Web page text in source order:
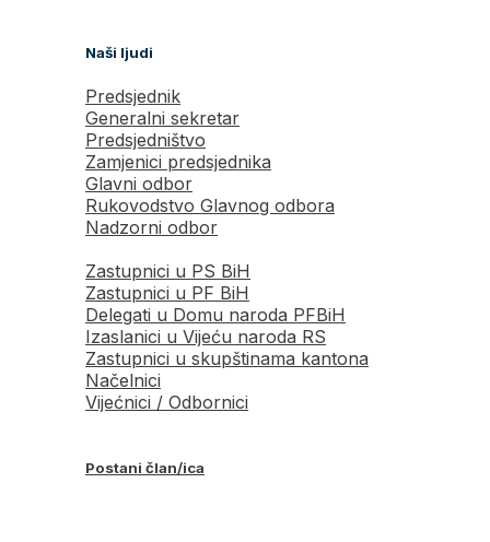
Naši ljudi
Predsjednik
Generalni sekretar
Predsjedništvo
Zamjenici predsjednika
Glavni odbor
Rukovodstvo Glavnog odbora
Nadzorni odbor
Zastupnici u PS BiH
Zastupnici u PF BiH
Delegati u Domu naroda PFBiH
Izaslanici u Vijeću naroda RS
Zastupnici u skupštinama kantona
Načelnici
Vijećnici / Odbornici
Postani član/ica